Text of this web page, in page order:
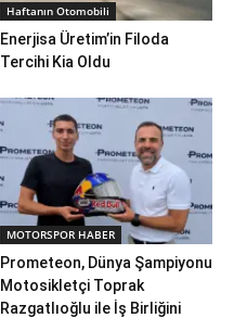
Haftanın Otomobili
Enerjisa Üretim’in Filoda
Tercihi Kia Oldu
MOTORSPOR HABER
Prometeon, Dünya Şampiyonu
Motosikletçi Toprak
Razgatlıoğlu ile İş Birliğini